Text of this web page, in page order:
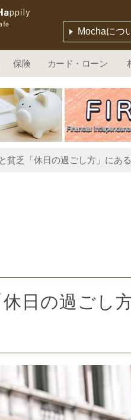
Mochaにつ
保険 カード・ローン
貧乏「休日の過ごし方」にあ
日の過ごし